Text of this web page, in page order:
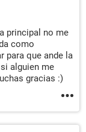
principal no me
como
para que ande la
alguien me
gracias :)